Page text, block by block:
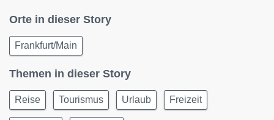
Orte in dieser Story
Frankfurt/Main
Themen in dieser Story
Reise Tourismus Urlaub Freizeit